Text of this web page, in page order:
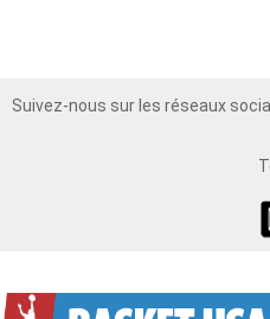
Suivez-nous sur les réseaux